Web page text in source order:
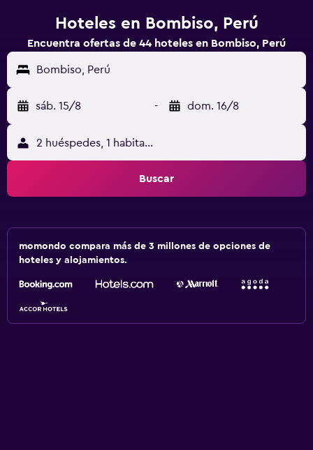
Hoteles en Bombiso, Perú
Encuentra ofertas de 44 hoteles en Bombiso, Perú
Bombiso, Perú
sáb. 15/8 - dom. 16/8
2 huéspedes, 1 habitación
Buscar
momondo compara más de 3 millones de opciones de
hoteles y alojamientos.